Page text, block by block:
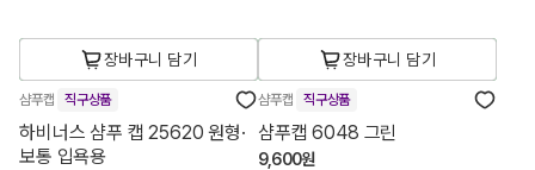
장바구니 담기
샴푸캡 직구상품
하비너스 샴푸 캡 25620 원형·
보통 입욕용
장바구니 담기
샴푸캡 직구상품
샴푸캡 6048 그린
9,600원